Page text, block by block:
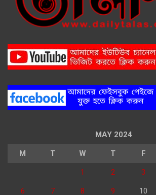
MAY 2024
M T W T F
1 2 3
6 7 8 9 10